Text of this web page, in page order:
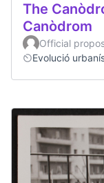
The
Canòdrom
Official
Evolució